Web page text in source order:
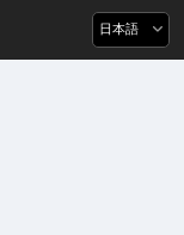
日本語